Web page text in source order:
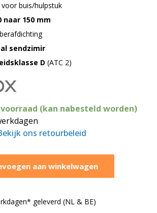
voor buis/hulpstuk
naar 150 mm
sendzimir
D (ATC 2)
voorraad (kan nabesteld worden)
ons retourbeleid
aan winkelwagen
geleverd (NL & BE)